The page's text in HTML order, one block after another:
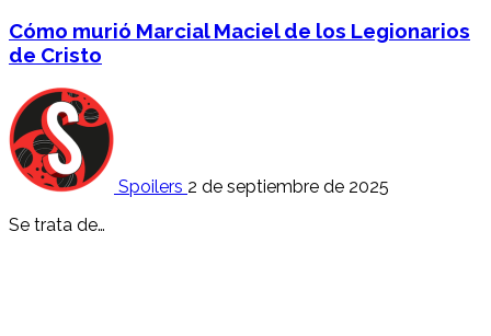
Cómo murió Marcial Maciel de los Legionarios
de Cristo
Spoilers 2 de septiembre de 2025
Se trata de…